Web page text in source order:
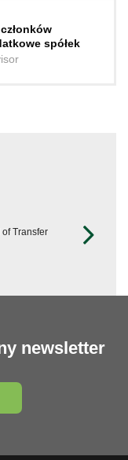
spółek
of Transfer
newsletter